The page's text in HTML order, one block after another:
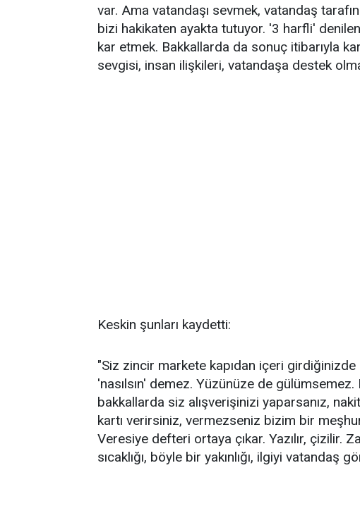
var. Ama vatandaşı sevmek, vatandaş
bizi hakikaten ayakta tutuyor. '3 harfli'
kar etmek. Bakkallarda da sonuç itibarıyla
sevgisi, insan ilişkileri, vatandaşa destek
Keskin şunları kaydetti:
"Siz zincir markete kapıdan içeri
'nasılsın' demez. Yüzünüze de
bakkallarda siz alışverişinizi yaparsanız,
kartı verirsiniz, vermezseniz bizim bir
Veresiye defteri ortaya çıkar. Yazılır, çizilir.
sıcaklığı, böyle bir yakınlığı, ilgiyi vatandaş